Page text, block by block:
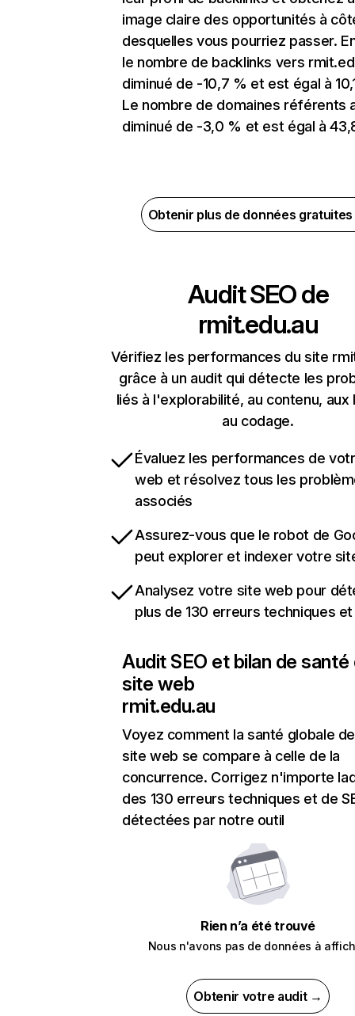
image claire des opportunités à
desquelles vous pourriez passer.
le nombre de backlinks vers
diminué de -10,7 % et est égal à
Le nombre de domaines référents
diminué de -3,0 % et est égal à
Obtenir plus de données
Audit SEO de
rmit.edu.au
Vérifiez les performances du site
grâce à un audit qui détecte les
liés à l'explorabilité, au contenu, aux
au codage.
Évaluez les performances de
web et résolvez tous les
associés
Assurez-vous que le robot de
peut explorer et indexer votre
Analysez votre site web pour
plus de 130 erreurs techniques et
Audit SEO et bilan de santé
site web
rmit.edu.au
Voyez comment la santé globale
site web se compare à celle de la
concurrence. Corrigez n'importe
des 130 erreurs techniques et de
détectées par notre outil
Rien n’a été trouvé
Nous n'avons pas de données à
Obtenir votre audit →